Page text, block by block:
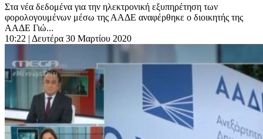
Στα νέα δεδομένα για την ηλεκτρονική εξυπηρέτηση των
φορολογουμένων μέσω της ΑΑΔΕ αναφέρθηκε ο διοικητής της
ΑΑΔΕ Γιώ...
10:22 | Δευτέρα 30 Μαρτίου 2020